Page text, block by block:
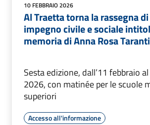
10 FEBBRAIO 2026
Al Traetta torna la rassegna
impegno civile e sociale
memoria di Anna Rosa
Sesta edizione, dall’11 febbraio
2026, con matinée per le scuole
superiori
Accesso all'informazione